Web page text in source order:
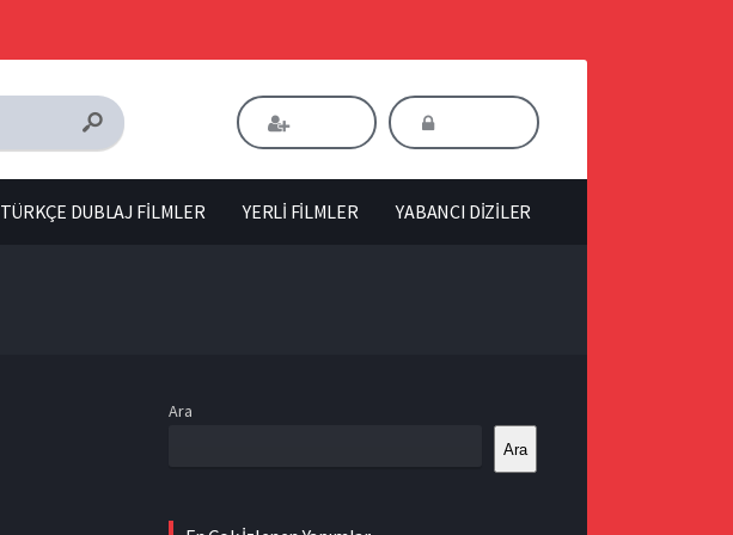
TÜRKÇE DUBLAJ FİLMLER YERLİ FİLMLER YABANCI DİZİLER
Ara
Ara